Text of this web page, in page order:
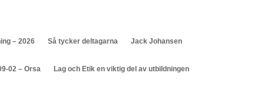
– 2026 Så tycker deltagarna Jack Johansen
02 – Orsa Lag och Etik en viktig del av utbildningen